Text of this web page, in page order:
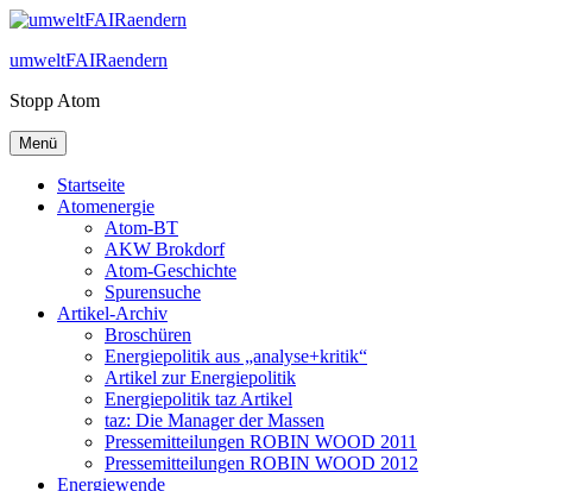
Zum
springen
umweltFAIRaendern
Stopp Atom
Menü
Startseite
Atomenergie
Atom-BT
AKW Brokdorf
Atom-Geschichte
Spurensuche
Artikel-Archiv
Broschüren
Energiepolitik aus „analyse+kritik“
Artikel zur Energiepolitik
Energiepolitik taz Artikel
taz: Die Manager der Massen
Pressemitteilungen ROBIN WOOD 2011
Pressemitteilungen ROBIN WOOD 2012
Energiewende